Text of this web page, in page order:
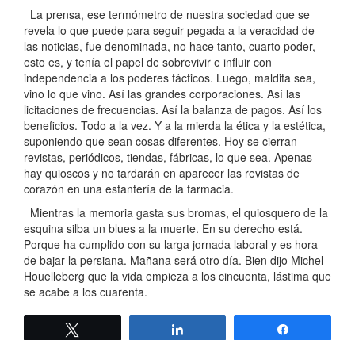
La prensa, ese termómetro de nuestra sociedad que se
revela lo que puede para seguir pegada a la veracidad de
las noticias, fue denominada, no hace tanto, cuarto poder,
esto es, y tenía el papel de sobrevivir e influir con
independencia a los poderes fácticos. Luego, maldita sea,
vino lo que vino. Así las grandes corporaciones. Así las
licitaciones de frecuencias. Así la balanza de pagos. Así los
beneficios. Todo a la vez. Y a la mierda la ética y la estética,
suponiendo que sean cosas diferentes. Hoy se cierran
revistas, periódicos, tiendas, fábricas, lo que sea. Apenas
hay quioscos y no tardarán en aparecer las revistas de
corazón en una estantería de la farmacia.
Mientras la memoria gasta sus bromas, el quiosquero de la
esquina silba un blues a la muerte. En su derecho está.
Porque ha cumplido con su larga jornada laboral y es hora
de bajar la persiana. Mañana será otro día. Bien dijo Michel
Houelleberg que la vida empieza a los cincuenta, lástima que
se acabe a los cuarenta.